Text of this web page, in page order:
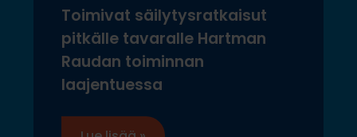
Toimivat säilytysratkaisut
pitkälle tavaralle Hartman
Raudan toiminnan
laajentuessa